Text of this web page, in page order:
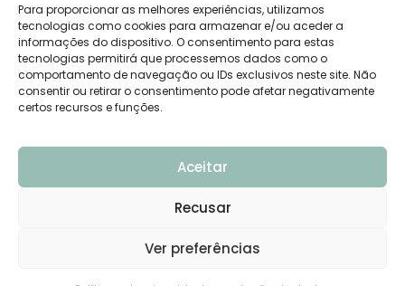
Para proporcionar as melhores experiências, utilizamos
tecnologias como cookies para armazenar e/ou aceder a
informações do dispositivo. O consentimento para estas
tecnologias permitirá que processemos dados como o
comportamento de navegação ou IDs exclusivos neste site. Não
consentir ou retirar o consentimento pode afetar negativamente
certos recursos e funções.
Aceitar
Recusar
Ver preferências
Política de privacidade
Termos e Condições
Livro de reclamações
Precisas de ajuda?